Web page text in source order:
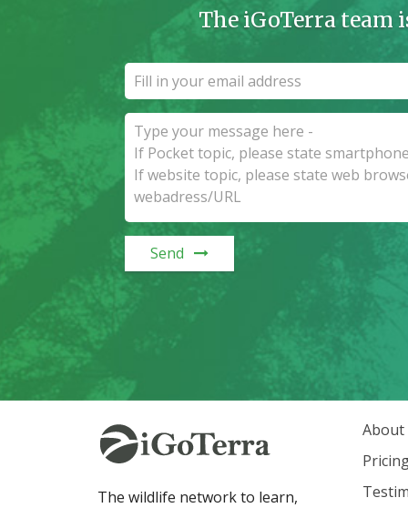
The iGoTerra team
Send
The wildlife network to learn,
About